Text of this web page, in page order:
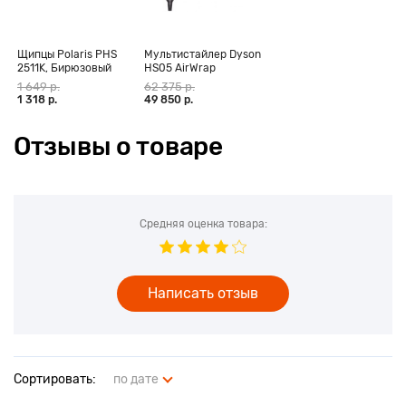
Щипцы Polaris PHS
2511K, Бирюзовый
1 649 р.
1 318 р.
Мультистайлер Dyson
HS05 AirWrap
Complete Long,
фуксия (CN)
62 375 р.
49 850 р.
Отзывы о товаре
Сортировать: по дате
Средняя оценка товара:
Написать отзыв